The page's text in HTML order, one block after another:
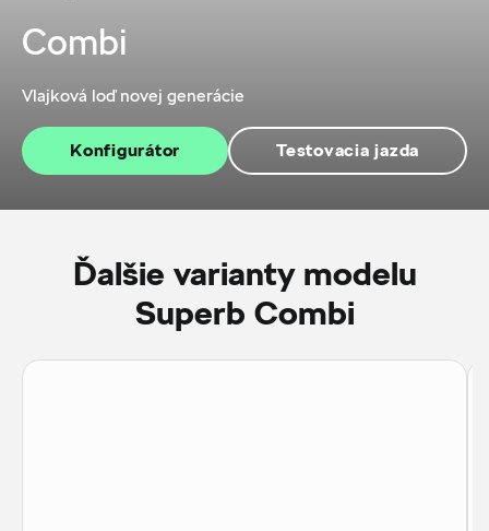
Combi
Vlajková loď novej generácie
Konfigurátor Testovacia jazda
Ďalšie varianty modelu
Superb Combi